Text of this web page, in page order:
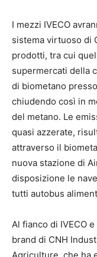
I mezzi IVECO
sistema virtuoso di
prodotti, tra cui
supermercati della
di biometano
chiudendo così in
del metano. Le
quasi azzerate,
attraverso il
nuova stazione di
disposizione le
tutti autobus
Al fianco di IVECO
brand di CNH